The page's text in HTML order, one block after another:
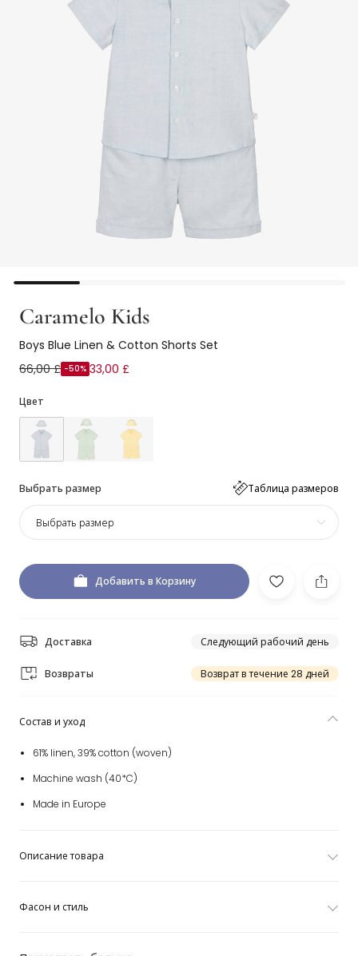
Caramelo Kids
Boys Blue Linen & Cotton Shorts Set
66,00 £ -50% 33,00 £
Цвет
Выбрать размер Таблица размеров
Выбрать размер
Добавить в Корзину
Доставка Следующий рабочий день
Возвраты Возврат в течение 28 дней
Состав и уход
61% linen, 39% cotton (woven)
Machine wash (40*C)
Made in Europe
Описание товара
Фасон и стиль